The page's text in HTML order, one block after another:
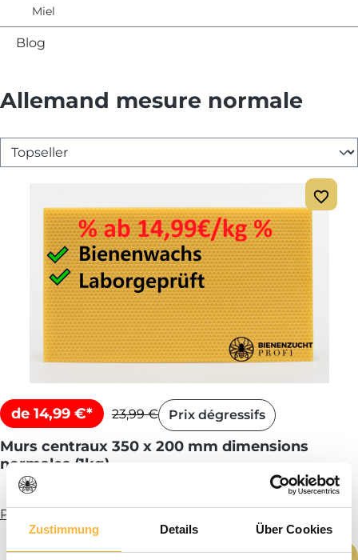
Zustimmung Details Über Cookies
Miel
Blog
Allemand mesure normale
de 14,99 €* 23,99 € Prix dégressifs
Murs centraux 350 x 200 mm dimensions
normales (1kg)
Plus d’infos
Note
Quantité de produit : Entrez la